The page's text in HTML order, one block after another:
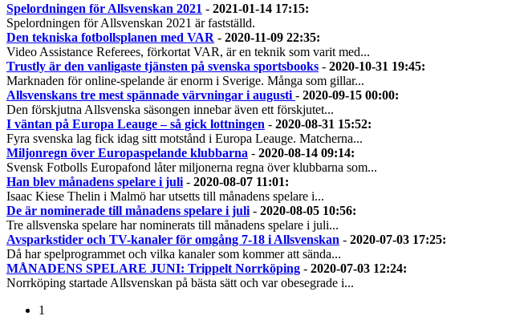
Spelordningen för Allsvenskan 2021 - 2021-01-14 17:15:
Spelordningen för Allsvenskan 2021 är fastställd.
Den tekniska fotbollsplanen med VAR - 2020-11-09 22:35:
Video Assistance Referees, förkortat VAR, är en teknik som varit med...
Trustly är den vanligaste tjänsten på svenska sportsbooks - 2020-10-31 19:45:
Marknaden för online-spelande är enorm i Sverige. Många som gillar...
Allsvenskans tre mest spännade värvningar i augusti - 2020-09-15 00:00:
Den förskjutna Allsvenska säsongen innebar även ett förskjutet...
I väntan på Europa Leauge – så gick lottningen - 2020-08-31 15:52:
Fyra svenska lag fick idag sitt motstånd i Europa Leauge. Matcherna...
Miljonregn över Europaspelande klubbarna - 2020-08-14 09:14:
Svensk Fotbolls Europafond låter miljonerna regna över klubbarna som...
Han blev månadens spelare i juli - 2020-08-07 11:01:
Isaac Kiese Thelin i Malmö har utsetts till månadens spelare i...
De är nominerade till månadens spelare i juli - 2020-08-05 10:56:
Tre allsvenska spelare har nominerats till månadens spelare i juli...
Avsparkstider och TV-kanaler för omgång 7-18 i Allsvenskan - 2020-07-03 17:25:
Då har spelprogrammet och vilka kanaler som kommer att sända...
MÅNADENS SPELARE JUNI: Trippelt Norrköping - 2020-07-03 12:24:
Norrköping startade Allsvenskan på bästa sätt och var obesegrade i...
1